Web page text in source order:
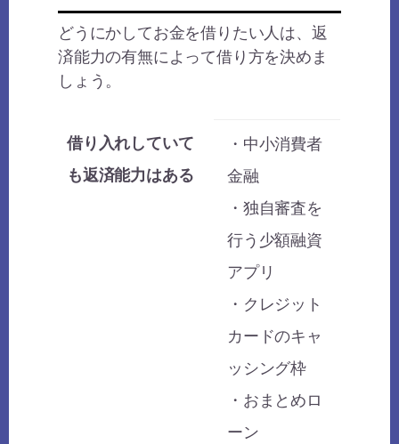
どうにかしてお金を借りたい人は、返
済能力の有無によって借り方を決めま
しょう。
借り入れしていて
も返済能力はある
・中小消費者
金融
・独自審査を
行う少額融資
アプリ
・クレジット
カードのキャ
ッシング枠
・おまとめロ
ーン